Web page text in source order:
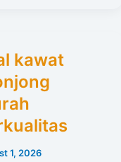
kawat
1, 2026